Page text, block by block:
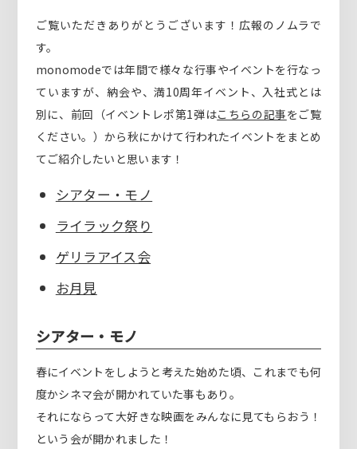
ご覧いただきありがとうございます！広報のノムラで
す。
monomodeでは年間で様々な行事やイベントを行なっ
ていますが、納会や、満10周年イベント、入社式とは
別に、前回（イベントレポ第1弾はこちらの記事をご覧
ください。）から秋にかけて行われたイベントをまとめ
てご紹介したいと思います！
シアター・モノ
ライラック祭り
ゲリラアイス会
お月見
シアター・モノ
春にイベントをしようと考えた始めた頃、これまでも何
度かシネマ会が開かれていた事もあり。
それにならって大好きな映画をみんなに見てもらおう！
という会が開かれました！